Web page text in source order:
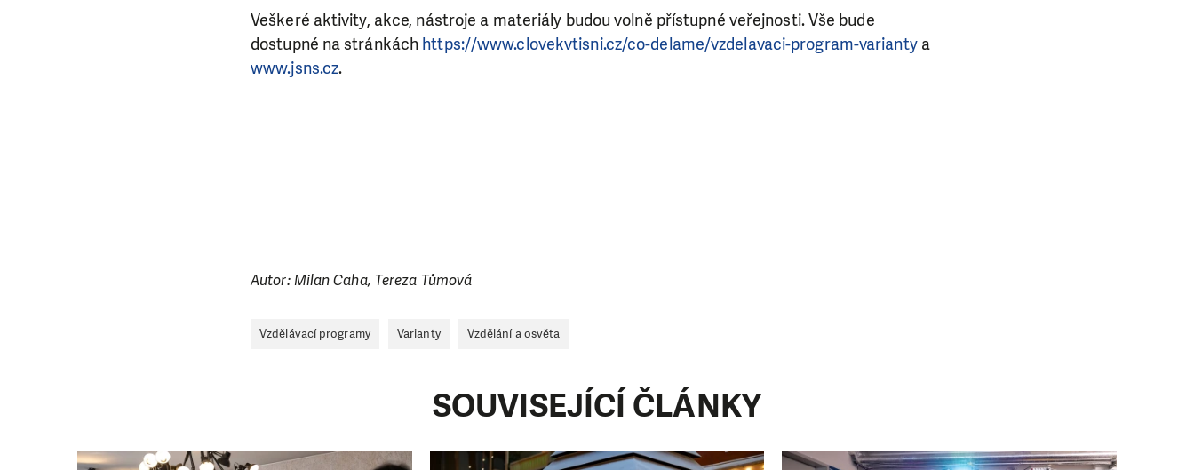
Veškeré aktivity, akce, nástroje a materiály budou volně přístupné veřejnosti. Vše bude
dostupné na stránkách https://www.clovekvtisni.cz/co-delame/vzdelavaci-program-variantya
www.jsns.cz.
Autor: Milan Caha, Tereza Tůmová
Vzdělávací programy Varianty Vzdělání a osvěta
SOUVISEJÍCÍ ČLÁNKY